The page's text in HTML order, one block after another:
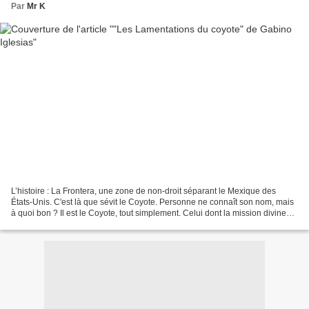
Par Mr K
L’histoire : La Frontera, une zone de non-droit séparant le Mexique des
États-Unis. C'est là que sévit le Coyote. Personne ne connaît son nom, mais
à quoi bon ? Il est le Coyote, tout simplement. Celui dont la mission divine